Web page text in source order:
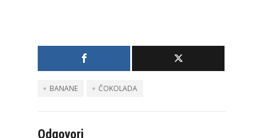
BANANE ČOKOLADA
Odgovori